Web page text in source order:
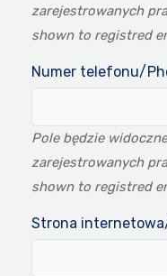
zarejestrowanych
shown to registred
Numer telefonu/
Pole będzie
zarejestrowanych
shown to registred
Strona